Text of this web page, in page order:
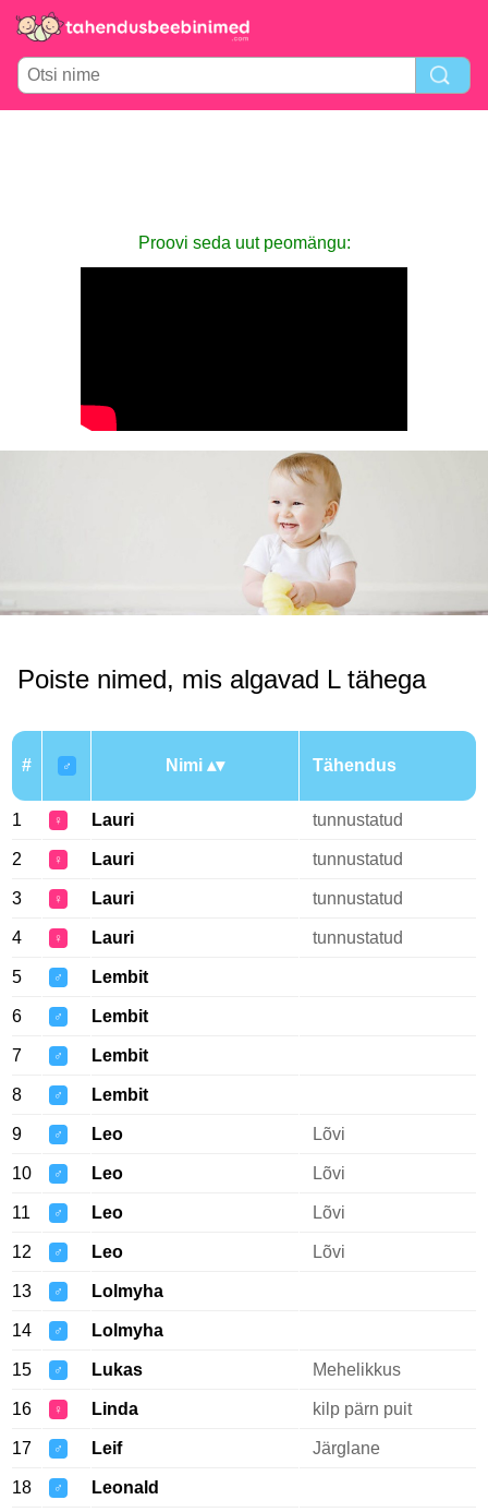
Proovi seda uut peomängu:
Poiste nimed, mis algavad L tähega
# ♂ Nimi Tähendus
1 ♀ Lauri tunnustatud
2 ♀ Lauri tunnustatud
3 ♀ Lauri tunnustatud
4 ♀ Lauri tunnustatud
5 ♂ Lembit
6 ♂ Lembit
7 ♂ Lembit
8 ♂ Lembit
9 ♂ Leo Lõvi
10 ♂ Leo Lõvi
11 ♂ Leo Lõvi
12 ♂ Leo Lõvi
13 ♂ Lolmyha
14 ♂ Lolmyha
15 ♂ Lukas Mehelikkus
16 ♀ Linda kilp pärn puit
17 ♂ Leif Järglane
18 ♂ Leonald